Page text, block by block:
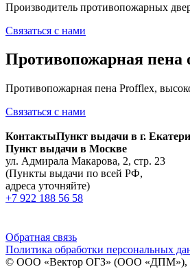
Производитель противопожарных
Связаться с нами
Противопожарная пена
Противопожарная пена Profflex,
Связаться с нами
КонтактыПункт выдачи в г.
Пункт выдачи в Москве
ул. Адмирала Макарова, 2, стр. 23
(Пункты выдачи по всей РФ,
адреса уточняйте)
+7 922 188 56 58
Обратная связь
Политика обработки персональных
© ООО «Вектор ОГЗ» (ООО «ДПМ»),